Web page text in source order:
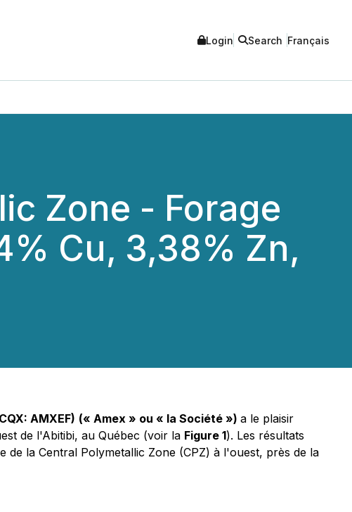
Login Search Français
Zone - Forage
Cu, 3,38% Zn,
AMXEF) (« Amex » ou « la Société ») a le plaisir
de l'Abitibi, au Québec (voir la Figure 1). Les résultats
la Central Polymetallic Zone (CPZ) à l'ouest, près de la